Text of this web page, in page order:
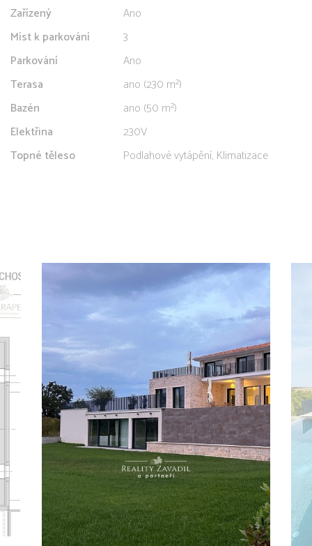
Zařízený
Ano
Míst k parkování
3
Parkování
Ano
Terasa
ano (230 m²)
Bazén
ano (50 m²)
Elektřina
230V
Topné těleso
Podlahové vytápění, Klimatizace